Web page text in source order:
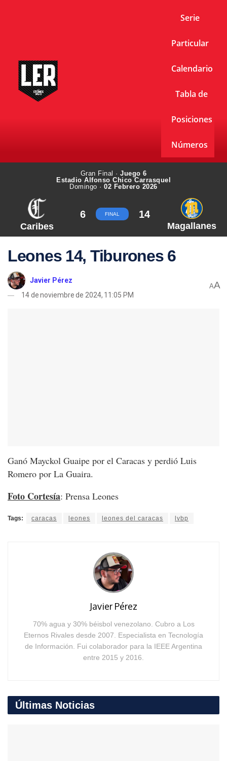
Serie
Particular
Calendario
Tabla de
Posiciones
Números
Gran Final · Juego 6
Estadio Alfonso Chico Carrasquel
Domingo ·02 Febrero 2026
Caribes
6 FINAL 14
Magallanes
Leones 14, Tiburones 6
Javier Pérez
14 de noviembre de 2024, 11:05 PM
AA
Ganó Mayckol Guaipe por el Caracas y perdió Luis
Romero por La Guaira.
Foto Cortesía: Prensa Leones
Tags: caracas leones leones del caracas lvbp
Javier Pérez
70% agua y 30% béisbol venezolano. Cubro a Los
Eternos Rivales desde 2007. Especialista en Tecnología
de Información. Fui colaborador para la IEEE Argentina
entre 2015 y 2016.
Últimas Noticias